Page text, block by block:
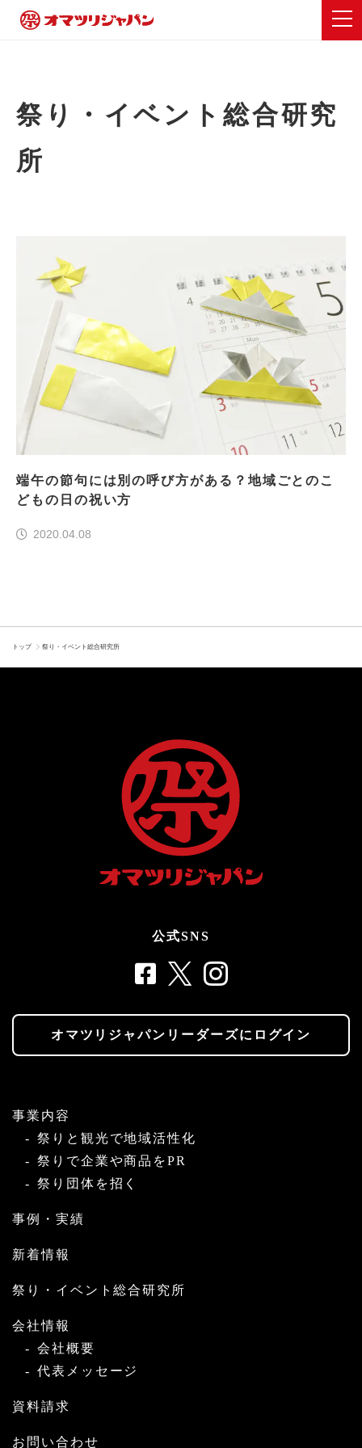
祭り・イベント総合研究
所
端午の節句には別の呼び方がある？地域ごとのこ
どもの日の祝い方
2020.04.08
トップ 祭り・イベント総合研究所
公式SNS
オマツリジャパンリーダーズにログイン
事業内容
祭りと観光で地域活性化
祭りで企業や商品をPR
祭り団体を招く
事例・実績
新着情報
祭り・イベント総合研究所
会社情報
会社概要
代表メッセージ
資料請求
お問い合わせ